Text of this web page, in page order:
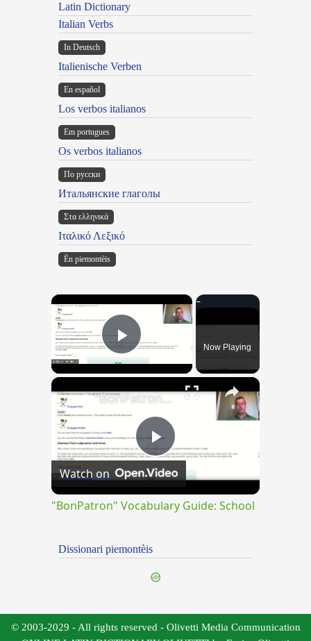
Latin Dictionary
Italian Verbs
In Deutsch
Italienische Verben
En español
Los verbos italianos
Em portugues
Os verbos italianos
По русски
Итальянские глаголы
Στα ελληνικά
Ιταλικό Λεξικό
Ën piemontèis
×
Play VideoNow Playing
×
Play
Video
"BonPatron" Vocabulary Guide: School
Watch on
"BonPatron" Vocabulary Guide: School
Dissionari piemontèis
© 2003-2029 - All rights reserved - Olivetti Media Communication